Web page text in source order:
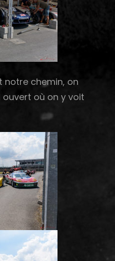
notre chemin, on
où on y voit